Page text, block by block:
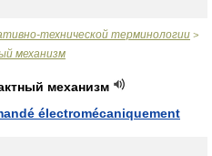
технической терминологии >
механизм
механизм
électromécaniquement